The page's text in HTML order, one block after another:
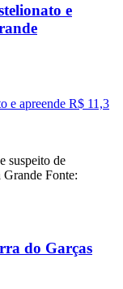
e
suspeito de
Grande Fonte:
do Garças